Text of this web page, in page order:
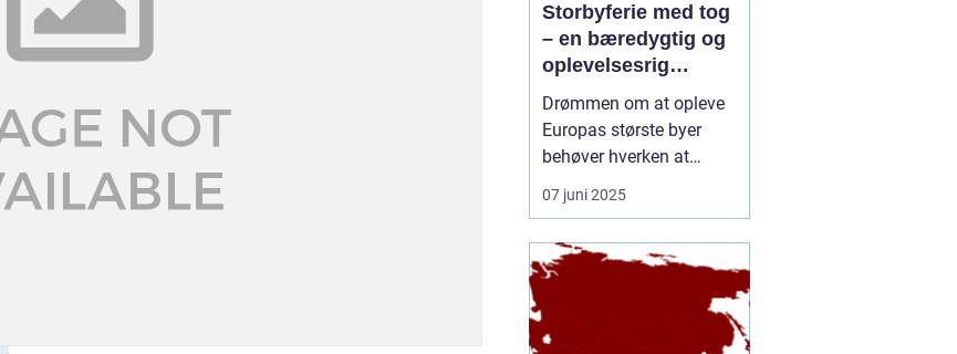
Storbyferie med tog
– en bæredygtig og
oplevelsesrig
rejseform
Drømmen om at opleve
Europas største byer
behøver hverken at
inkludere lange
ventetider i lufthavnen
udledninger. En
klimavenligt alternativ til
07 juni 2025